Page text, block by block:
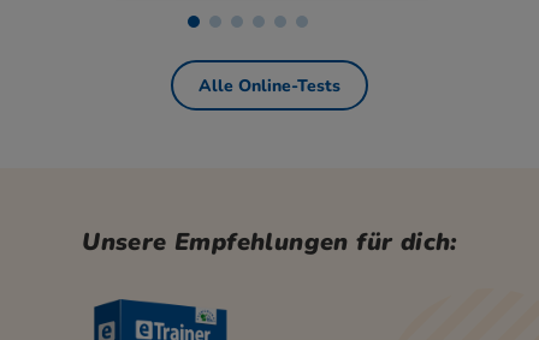
Alle Online-Tests
Unsere Empfehlungen für dich: